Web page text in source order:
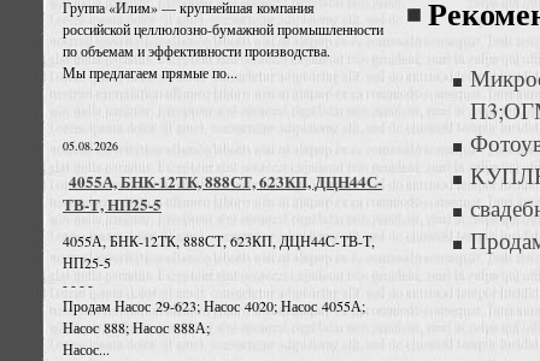
Группа «Илим» — крупнейшая компания
российской целлюлозно-бумажной промышленности
по объемам и эффективности производства.
Мы предлагаем прямые по...
05.08.2026
4055А, БНК-12ТК, 888СТ, 623КП, ДЦН44С-
ТВ-Т, НП25-5
4055А, БНК-12ТК, 888СТ, 623КП, ДЦН44С-ТВ-Т,
НП25-5
- - - -
Продам Насос 29-623; Насос 4020; Насос 4055А;
Насос 888; Насос 888А;
Насос...